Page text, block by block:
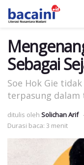
Sebagai
Soe Hok Gie
terpasung
ditulis oleh Solichan Arif
Durasi baca: 3 menit